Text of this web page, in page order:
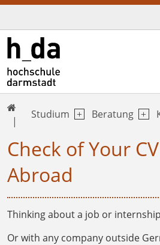

Studium Beratung
Check of Your
Abroad
Thinking about a job or
Or with any company outside